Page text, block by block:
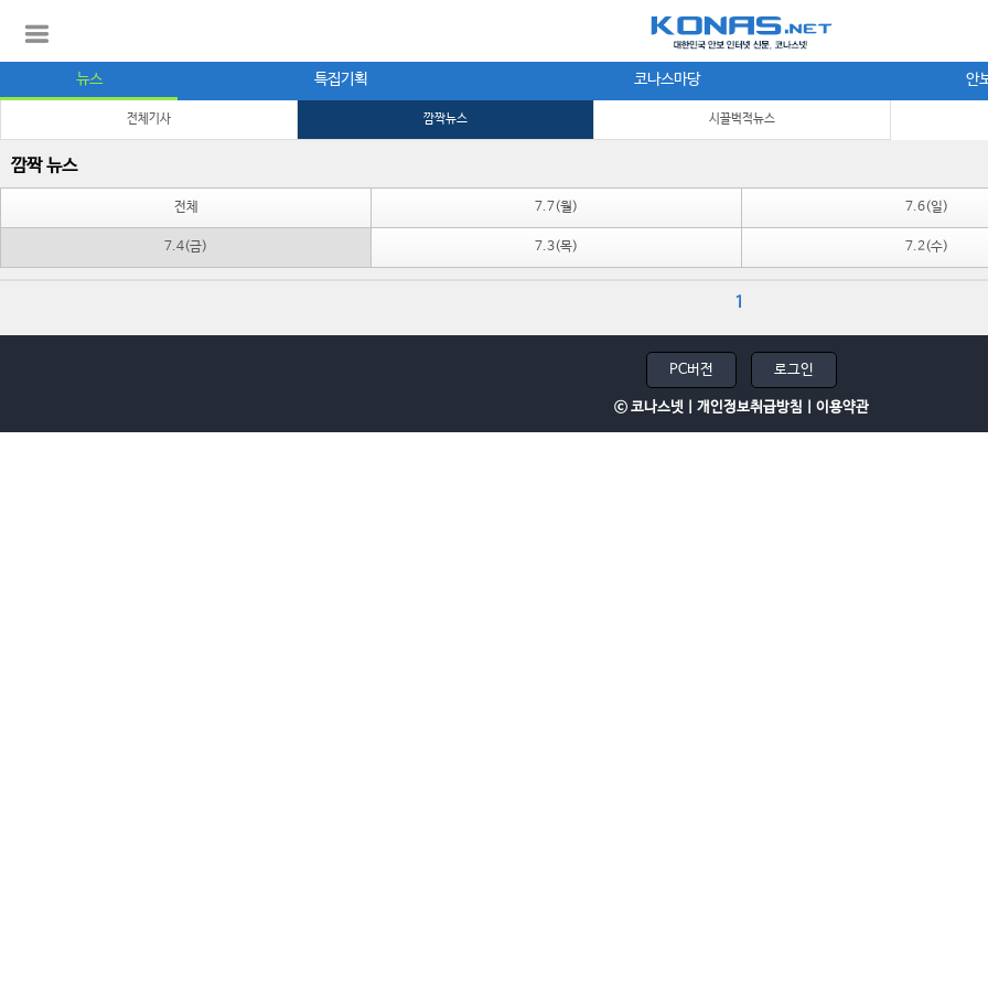
뉴스 특집기획 코나스마당 안
전체기사 깜짝뉴스 시끌벅적뉴스
깜짝 뉴스
전체 7.7(월) 7.6(일)
7.4(금) 7.3(목) 7.2(수)
1
PC버전 로그인
ⓒ 코나스넷 | 개인정보취급방침 이용약관